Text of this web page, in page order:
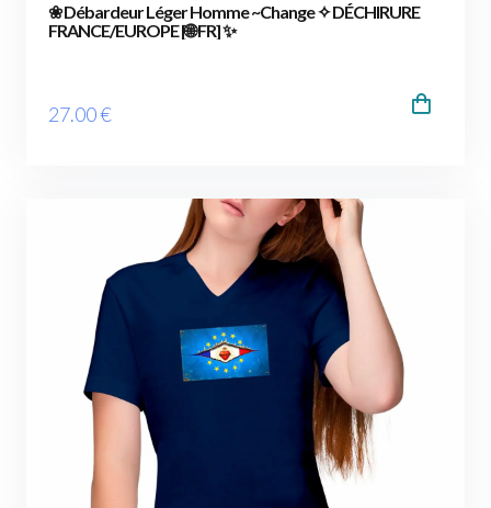
❀ Débardeur Léger Homme ~Change ✧ DÉCHIRURE
FRANCE/EUROPE [🌐 FR] ✨
27.00€